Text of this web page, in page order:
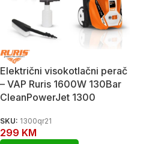
Električni visokotlačni perač
– VAP Ruris 1600W 130Bar
CleanPowerJet 1300
SKU: 1300qr21
299 KM